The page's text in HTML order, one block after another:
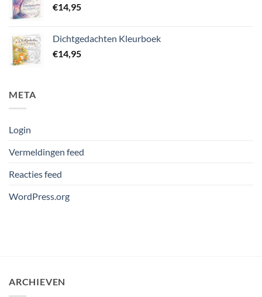
€14,95
Dichtgedachten Kleurboek
€14,95
META
Login
Vermeldingen feed
Reacties feed
WordPress.org
ARCHIEVEN